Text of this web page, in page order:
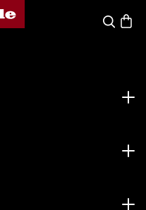
Miele
Wat zoek